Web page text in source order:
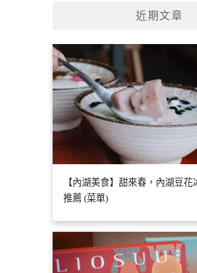
近期文章
【內湖美食】甜來春，內湖豆
推薦 (菜單)